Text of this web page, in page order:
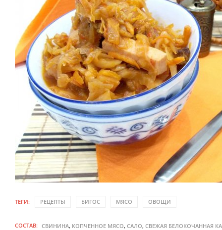
ТЕГИ: РЕЦЕПТЫ БИГОС МЯСО ОВОЩИ
СОСТАВ: СВИНИНА, КОПЧЕННОЕ МЯСО, САЛО, СВЕЖАЯ БЕЛОКОЧАННАЯ